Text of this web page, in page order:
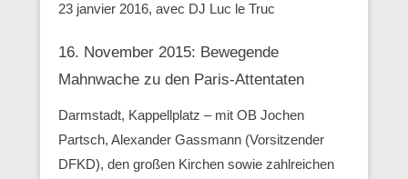
23 janvier 2016, avec DJ Luc le Truc
16. November 2015: Bewegende
Mahnwache zu den ‪Paris-Attentaten
Darmstadt, Kappellplatz – mit OB Jochen
Partsch, Alexander Gassmann (Vorsitzender
‪‎DFKD), den großen Kirchen sowie zahlreichen